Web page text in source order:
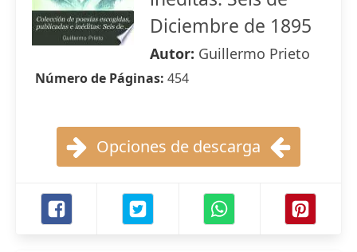
Diciembre de 1895
Autor: Guillermo Prieto
Número de Páginas: 454
Opciones de descarga